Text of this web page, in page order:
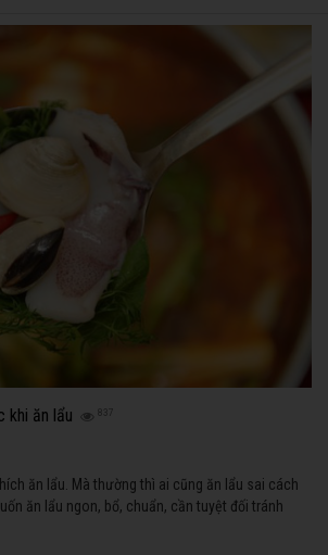
khi ăn lẩu 837
ăn lẩu. Mà thường thì ai cũng ăn lẩu sai cách
ăn lẩu ngon, bổ, chuẩn, cần tuyệt đối tránh